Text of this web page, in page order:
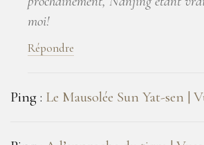
moi!
Répondre
Ping : Le Mausolée Sun Yat-sen |